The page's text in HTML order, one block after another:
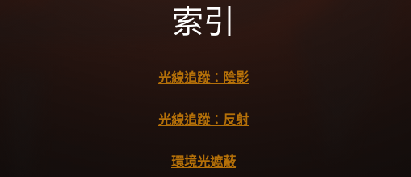
索引
光線追蹤：陰影
光線追蹤：反射
環境光遮蔽